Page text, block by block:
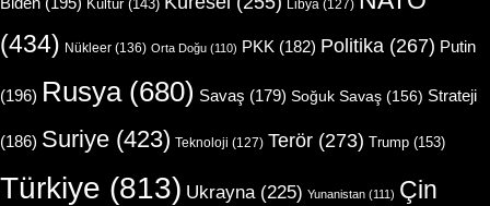
Kültür(143) Libya (127)
(434) Nükleer (136) Orta Doğu (110) PKK (182) Politika (267) Putin
(196) Rusya(680) Savaş (179) Soğuk Savaş (156) Strateji
(186) Suriye (423) Teknoloji (127) Terör (273) Trump (153)
Türkiye (813) Ukrayna (225) Yunanistan (111) Çin